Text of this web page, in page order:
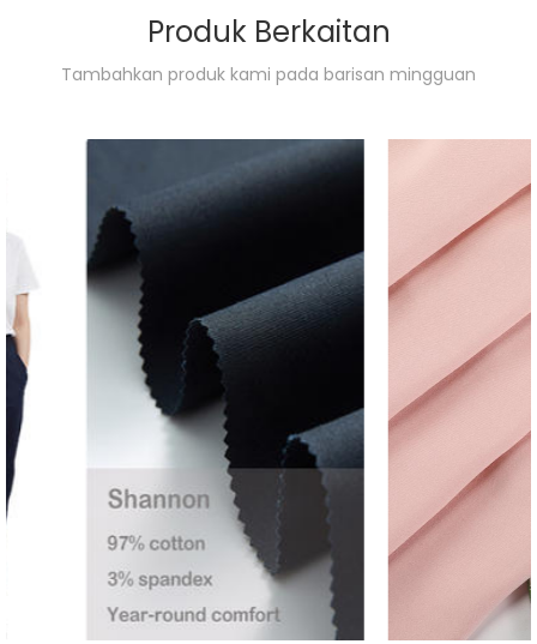
Produk Berkaitan
Tambahkan produk kami pada barisan mingguan